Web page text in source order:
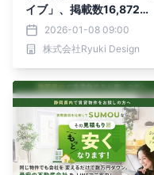
イブ」、掲載数16,872件
に増加し制作資料としての
利便性を向上
2026-01-08 09:00
株式会社Ryuki Design